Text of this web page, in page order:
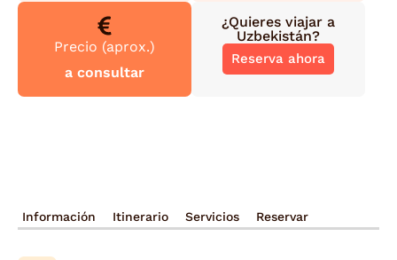
Precio (aprox.)
a consultar
¿Quieres viajar a
Uzbekistán?
Reserva ahora
Información Itinerario Servicios Reservar